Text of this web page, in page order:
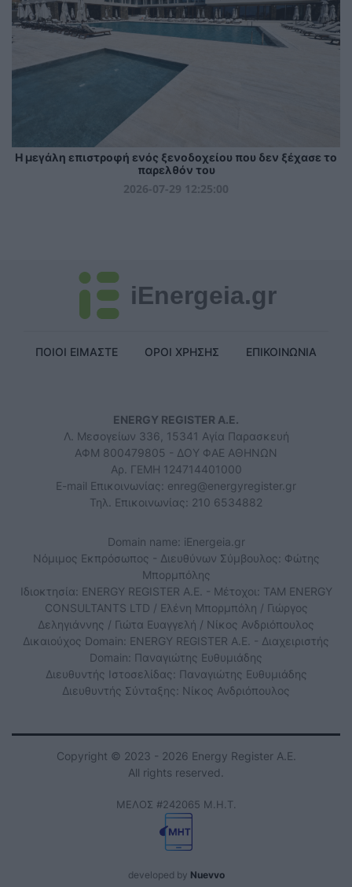
Η μεγάλη επιστροφή ενός ξενοδοχείου που δεν ξέχασε το
παρελθόν του
2026-07-29 12:25:00
iEnergeia.gr
ΠΟΙΟΙ ΕΙΜΑΣΤΕ ΟΡΟΙ ΧΡΗΣΗΣ ΕΠΙΚΟΙΝΩΝΙΑ
ENERGY REGISTER Α.Ε.
Λ. Μεσογείων 336, 15341 Αγία Παρασκευή
ΑΦΜ 800479805 - ΔΟΥ ΦΑΕ ΑΘΗΝΩΝ
Αρ. ΓΕΜΗ 124714401000
E-mail Επικοινωνίας: enreg@energyregister.gr
Τηλ. Επικοινωνίας: 210 6534882
Domain name: iEnergeia.gr
Νόμιμος Εκπρόσωπος - Διευθύνων Σύμβουλος: Φώτης
Μπορμπόλης
Ιδιοκτησία: ENERGY REGISTER Α.Ε. - Μέτοχοι: TAM ENERGY
CONSULTANTS LTD / Ελένη Μπορμπόλη / Γιώργος
Δεληγιάννης / Γιώτα Ευαγγελή / Νίκος Ανδριόπουλος
Δικαιούχος Domain: ENERGY REGISTER Α.Ε. - Διαχειριστής
Domain: Παναγιώτης Ευθυμιάδης
Διευθυντής Ιστοσελίδας: Παναγιώτης Ευθυμιάδης
Διευθυντής Σύνταξης: Νίκος Ανδριόπουλος
Copyright © 2023 - 2026 Energy Register Α.Ε.
All rights reserved.
ΜΕΛΟΣ #242065 Μ.Η.Τ.
developed by Nuevvo